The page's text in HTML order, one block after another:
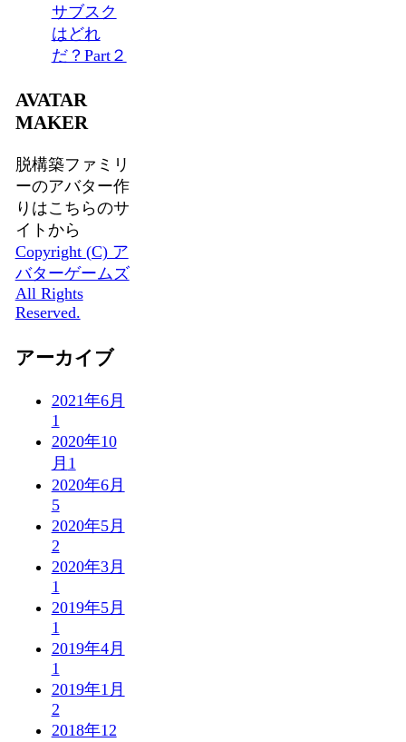
サブスク
はどれ
だ？Part２
AVATAR
MAKER
脱構築ファミリ
ーのアバター作
りはこちらのサ
イトから
Copyright (C) ア
バターゲームズ
All Rights
Reserved.
アーカイブ
2021年6月
1
2020年10
月 1
2020年6月
5
2020年5月
2
2020年3月
1
2019年5月
1
2019年4月
1
2019年1月
2
2018年12